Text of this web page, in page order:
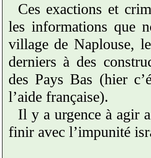
Ces exactions et
les informations que
village de Naplouse,
derniers à des
des Pays Bas (hier
l’aide française).
Il y a urgence à agir
finir avec l’impunité